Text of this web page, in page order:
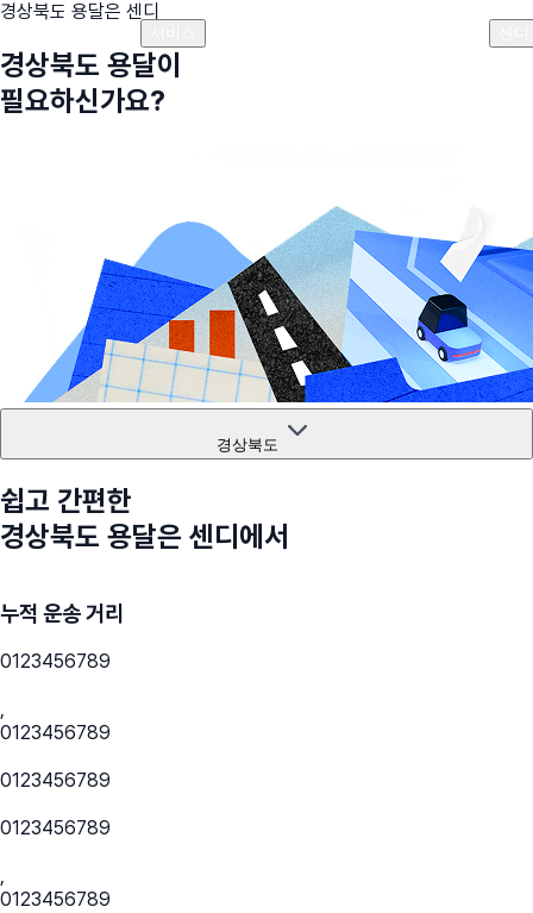
경상북도 용달은 센디
경상북도 용달이
필요하신가요?
경상북도
쉽고 간편한
경상북도 용달은 센디에서
누적 운송 거리
0123456789
,
0123456789
0123456789
0123456789
,
0123456789